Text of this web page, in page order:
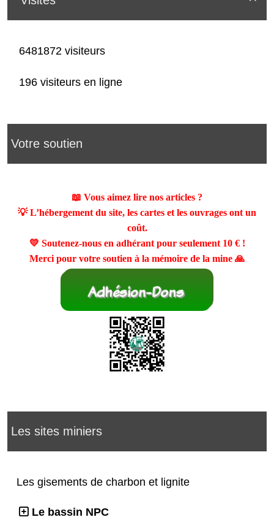
6481872 visiteurs
196 visiteurs en ligne
Votre soutien
📖 Vous aimez lire nos articles ?
💡 L’hébergement du site, les cartes et les ouvrages ont un
coût.
💛 Soutenez-nous en adhérant pour seulement 10 €!
Merci pour votre soutien à la mémoire de la mine 🙏
Les sites miniers
Les gisements de charbon et lignite
Le bassin NPC